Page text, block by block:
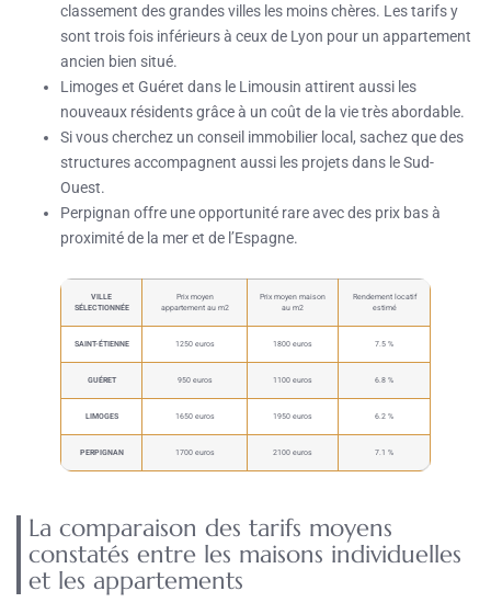
classement des grandes villes les moins chères. Les tarifs y
sont trois fois inférieurs à ceux de Lyon pour un appartement
ancien bien situé.
Limoges et Guéret dans le Limousin attirent aussi les
nouveaux résidents grâce à un coût de la vie très abordable.
Si vous cherchez un conseil immobilier local, sachez que des
structures accompagnent aussi les projets dans le Sud-
Ouest.
Perpignan offre une opportunité rare avec des prix bas à
proximité de la mer et de l’Espagne.
VILLE
SÉLECTIONNÉE
Prix moyen
appartement au m2
Prix moyen maison
au m2
Rendement locatif
estimé
SAINT-ÉTIENNE 1250 euros 1800 euros 7.5 %
GUÉRET 950 euros 1100 euros 6.8 %
LIMOGES 1650 euros 1950 euros 6.2 %
PERPIGNAN 1700 euros 2100 euros 7.1 %
La comparaison des tarifs moyens
constatés entre les maisons individuelles
et les appartements